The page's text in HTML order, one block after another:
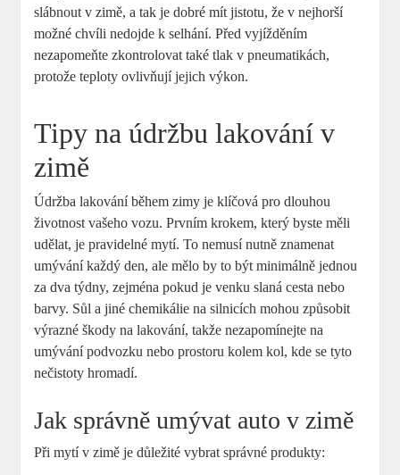
slábnout v zimě, a⁤ tak je dobré mít jistotu, že v nejhorší
možné⁢ chvíli ‍nedojde k selhání. Před vyjížděním⁤
nezapomeňte zkontrolovat také tlak v pneumatikách,‍
protože ⁤teploty ovlivňují jejich ​výkon.
Tipy na údržbu lakování v
zimě
Údržba lakování během⁢ zimy je klíčová pro‌ dlouhou
životnost⁣ vašeho vozu. Prvním krokem,‌ který byste měli
⁤udělat, je pravidelné mytí. To nemusí nutně znamenat
umývání každý den, ale mělo by ⁢to být minimálně jednou
za dva týdny, zejména⁣ pokud je venku slaná cesta nebo
barvy. Sůl a jiné​ chemikálie na silnicích mohou ⁤způsobit
výrazné škody na lakování, takže nezapomínejte na
umývání podvozku nebo prostoru kolem⁢ kol, kde⁤ se tyto​
nečistoty hromadí.
Jak správně umývat auto v zimě
Při mytí v ‍zimě je důležité vybrat správné produkty: